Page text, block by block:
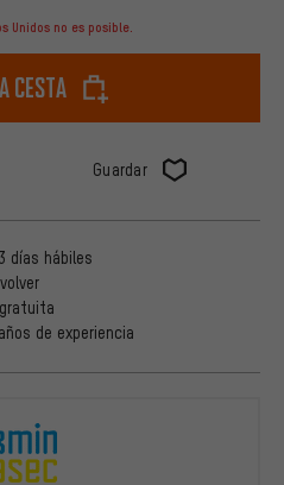
Unidos no es posible.
cesta
Guardar
días hábiles
de experiencia